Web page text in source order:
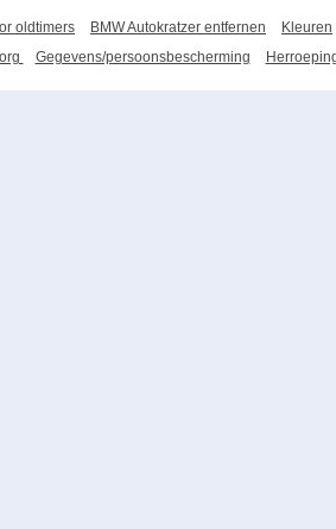
oldtimers BMW Autokratzer entfernen
Kleuren
Gegevens/persoonsbescherming